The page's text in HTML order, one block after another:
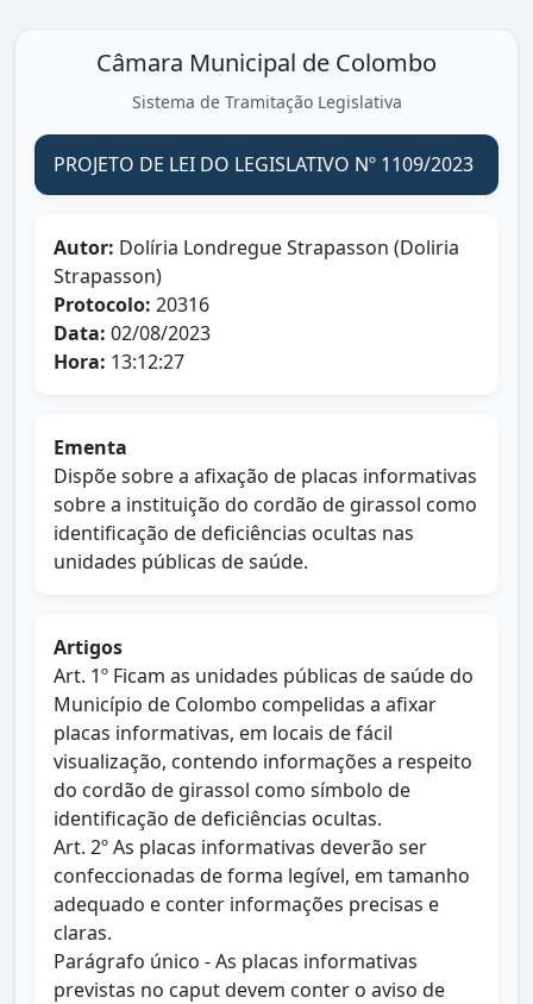
Câmara Municipal de Colombo
Sistema de Tramitação Legislativa
PROJETO DE LEI DO LEGISLATIVO Nº 1109/2023
Autor: Dolíria Londregue Strapasson (Doliria
Strapasson)
Protocolo: 20316
Data: 02/08/2023
Hora: 13:12:27
Ementa
Dispõe sobre a afixação de placas informativas
sobre a instituição do cordão de girassol como
identificação de deficiências ocultas nas
unidades públicas de saúde.
Artigos
Art. 1º Ficam as unidades públicas de saúde do
Município de Colombo compelidas a afixar
placas informativas, em locais de fácil
visualização, contendo informações a respeito
do cordão de girassol como símbolo de
identificação de deficiências ocultas.
Art. 2º As placas informativas deverão ser
confeccionadas de forma legível, em tamanho
adequado e conter informações precisas e
claras.
Parágrafo único - As placas informativas
previstas no caput devem conter o aviso de